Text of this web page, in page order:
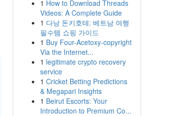
1 How to Download Threads
Videos: A Complete Guide
1 다낭 돈키호테: 베트남 여행
필수템 쇼핑 가이드
1 Buy Four-Acetoxy-copyright
Via the Internet...
1 legitimate crypto recovery
service
1 Cricket Betting Predictions
& Megapari Insights
1 Beirut Escorts: Your
Introduction to Premium Co...